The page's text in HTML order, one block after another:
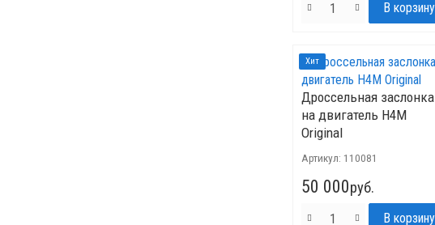
Хит
Дроссельная заслонка
на двигатель H4M
Original
Артикул: 110081
50 000руб.